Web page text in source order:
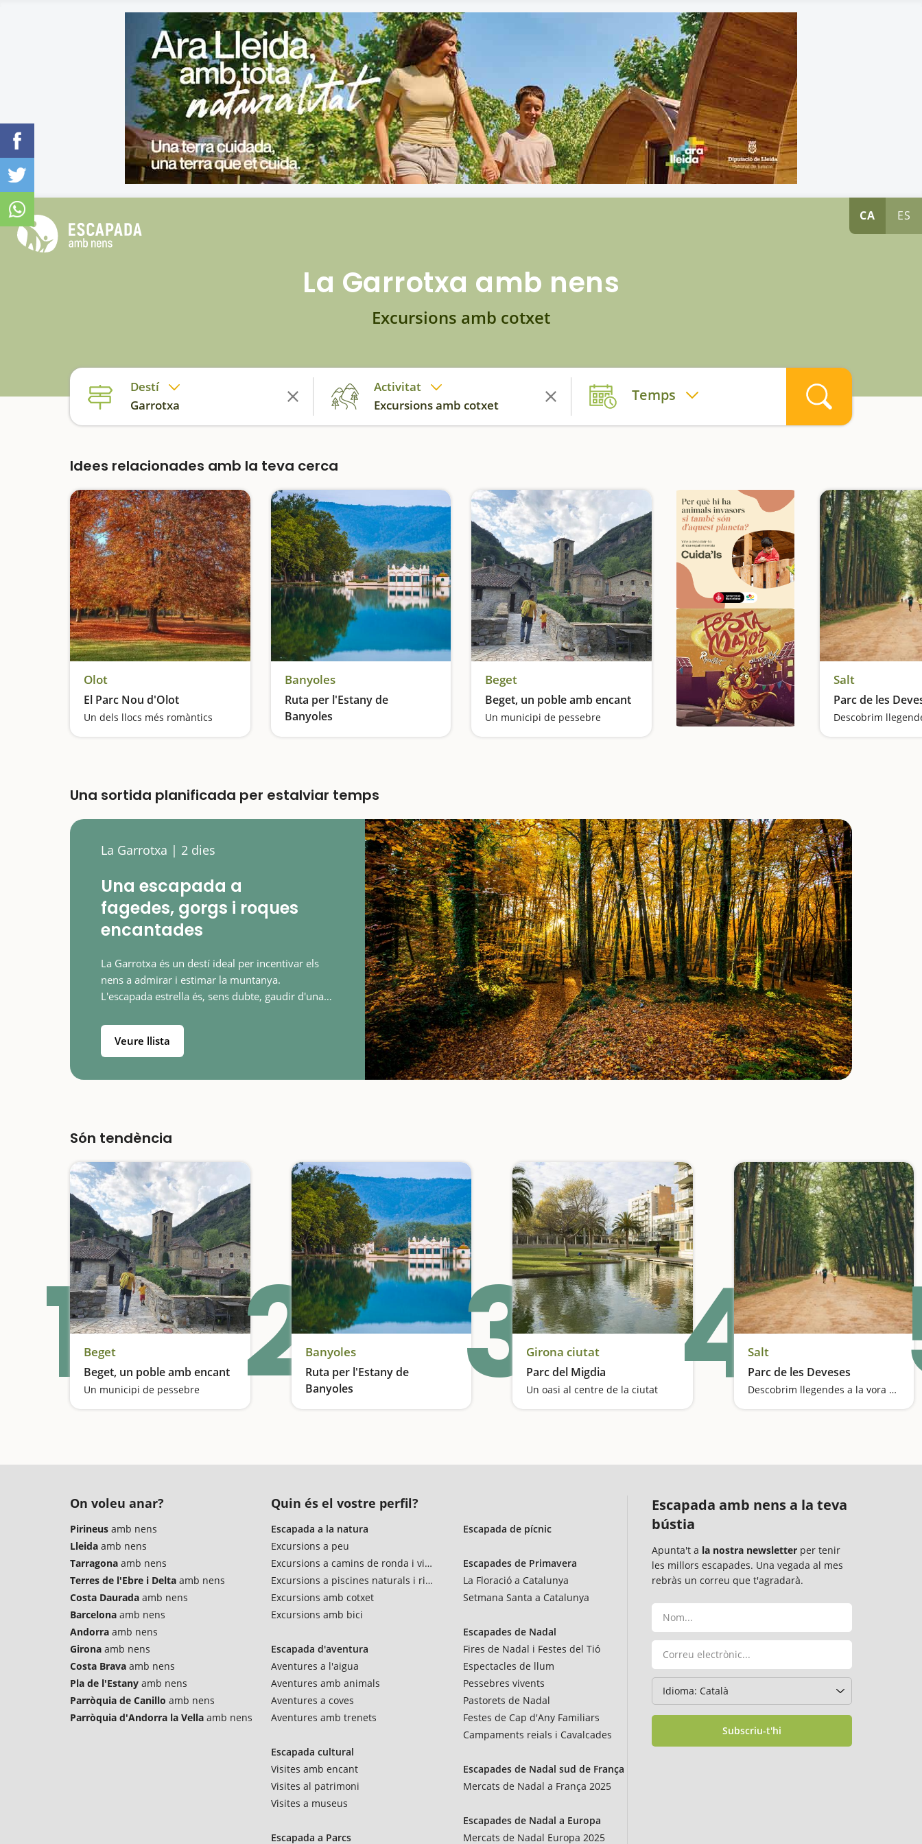
CA ES
La Garrotxa amb nens
Excursions amb cotxet
Destí
Garrotxa
Activitat
Excursions amb cotxet
Temps
Idees relacionades amb la teva cerca
Olot
El Parc Nou d'Olot
Un dels llocs més romàntics
Banyoles
Ruta per l'Estany de
Banyoles
Imiteu els banyolins en aquest recorregut, molt popular a la comarca, que us portarà a descobrir els molts encants de l'Estany
Beget
Beget, un poble amb encant
Un municipi de pessebre
Salt
Parc de les
Una sortida planificada per estalviar temps
La Garrotxa | 2 dies
Una escapada a
fagedes, gorgs i roques
encantades
La Garrotxa és un destí ideal per incentivar els
nens a admirar i estimar la muntanya.
L'escapada estrella és, sens dubte, gaudir d'una
espectacular sobretot a la…
Veure llista
Són tendència
1Beget
Beget, un poble amb encant
Un municipi de pessebre 2Banyoles
Ruta per l'Estany de
Banyoles
Imiteu els banyolins en aquest recorregut, molt popular a la comarca, que us portarà a descobrir els molts encants de l'Estany 3Girona ciutat
Parc del Migdia
Un oasi al centre de la ciutat 4Salt
Parc de les Deveses
Descobrim llegendes a la vora del riu Ter
On voleu anar?
Pirineus amb nens
Lleida amb nens
Tarragona amb nens
Terres de l'Ebre i Delta amb nens
Costa Daurada amb nens
Barcelona amb nens
Andorra amb nens
Girona amb nens
Costa Brava amb nens
Pla de l'Estany amb nens
Parròquia de Canillo amb nens
Parròquia d'Andorra la Vella amb nens
Quin és el vostre perfil?
Escapada a la natura
Excursions a peu
Excursions a camins de ronda i vies verdes
Excursions a piscines naturals i rius
Excursions amb cotxet
Excursions amb bici
Escapada d'aventura
Aventures a l'aigua
Aventures amb animals
Aventures a coves
Aventures amb trenets
Escapada cultural
Visites amb encant
Visites al patrimoni
Visites a museus
Escapada a Parcs
Escapada de pícnic
Escapades de Primavera
La Floració a Catalunya
Setmana Santa a Catalunya
Escapades de Nadal
Fires de Nadal i Festes del Tió
Espectacles de llum
Pessebres vivents
Pastorets de Nadal
Festes de Cap d'Any Familiars
Campaments reials i Cavalcades
Escapades de Nadal sud de França
Mercats de Nadal a França 2025
Escapades de Nadal a Europa
Mercats de Nadal Europa 2025
Escapada amb nens a la teva
bústia
Apunta't a la nostra newsletter per tenir
les millors escapades. Una vegada al mes
rebràs un correu que t'agradarà.
Subscriu-t'hi